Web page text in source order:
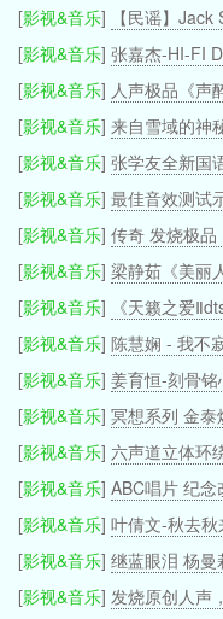
[影视&音乐]
【民谣】Jack
[影视&音乐] 张嘉杰-HI-FI
[影视&音乐] 人声极品《声
[影视&音乐] 来自雪域的神
[影视&音乐] 张学友全新国
[影视&音乐] 最佳音效测试
[影视&音乐] 传奇 发烧极品
[影视&音乐] 梁静茹《美丽
[影视&音乐] 《天籁之爱
[影视&音乐] 陈慧娴 - 我不
[影视&音乐] 姜育恒-刻骨铭心
[影视&音乐] 冥想系列 金泰
[影视&音乐] 六声道立体环绕音
[影视&音乐] ABC唱片 纪念
[影视&音乐] 叶倩文-秋去
[影视&音乐] 继蓝眼泪 杨曼
[影视&音乐] 发烧原创人声，强烈冲